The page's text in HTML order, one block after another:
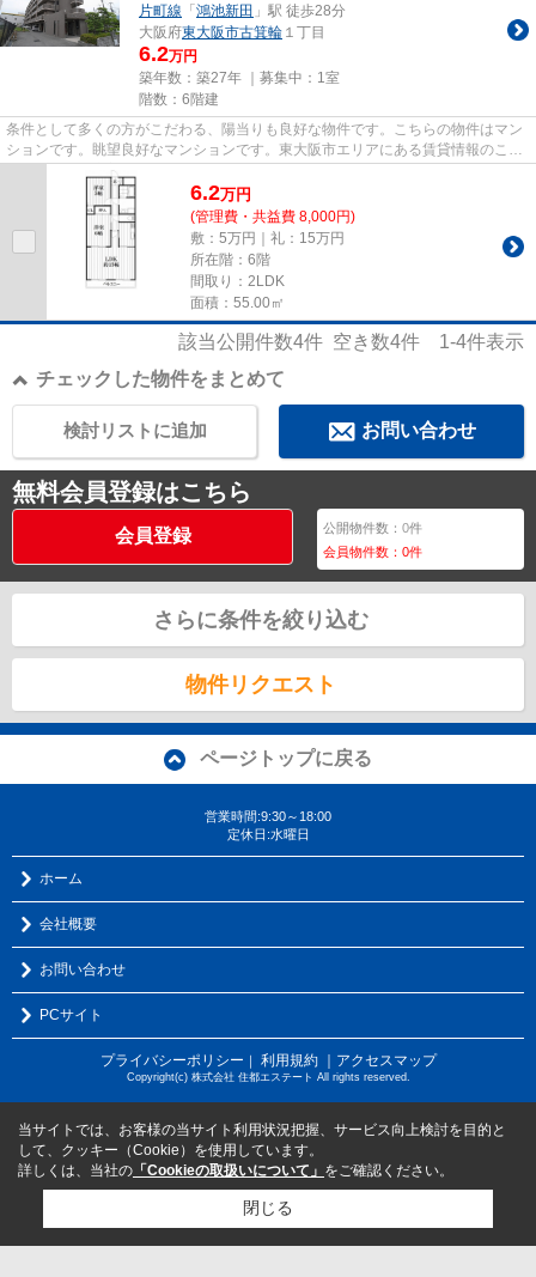
片町線 「 鴻池新田 」駅 徒歩28分
大阪府東大阪市古箕輪 １丁目
6.2万円
築年数：築27年 ｜募集中： 1室
階数：6階建
条件として多くの方がこだわる、陽当りも良好な物件です。こちらの物件はマン
ションです。眺望良好なマンションです。東大阪市エリアにある賃貸情報のこと
なら、地域に密着した当社へ...
6.2万円
(管理費・共益費 8,000円)
敷：5万円｜礼：15万円
所在階：6階
間取り：2LDK
面積：55.00㎡
該当公開件数4件 空き数4件 1-4件表示
チェックした物件をまとめて
お問い合わせ
検討リストに追加
無料会員登録はこちら
会員登録 公開物件数：0件
会員物件数：0件
さらに条件を絞り込む
物件リクエスト
ページトップに戻る
営業時間:9:30～18:00
定休日:水曜日
ホーム
会社概要
お問い合わせ
PCサイト
プライバシーポリシー ｜ 利用規約 ｜アクセスマップ
Copyright(c) 株式会社 住都エステート All rights reserved.
当サイトでは、お客様の当サイト利用状況把握、サービス向上検討を目的と
して、クッキー（Cookie）を使用しています。
詳しくは、当社の 「Cookieの取扱いについて」 をご確認ください。
閉じる